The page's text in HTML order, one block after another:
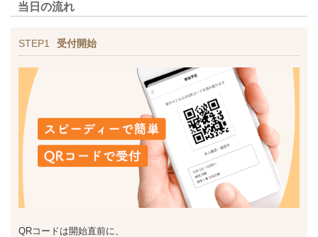
当日の流れ
STEP1 受付開始
QRコードは開始直前に、